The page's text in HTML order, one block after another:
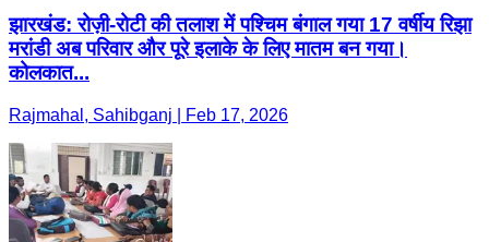
झारखंड: रोज़ी-रोटी की तलाश में पश्चिम बंगाल गया 17 वर्षीय रिझा
मरांडी अब परिवार और पूरे इलाके के लिए मातम बन गया।
कोलकात...
Rajmahal, Sahibganj | Feb 17, 2026